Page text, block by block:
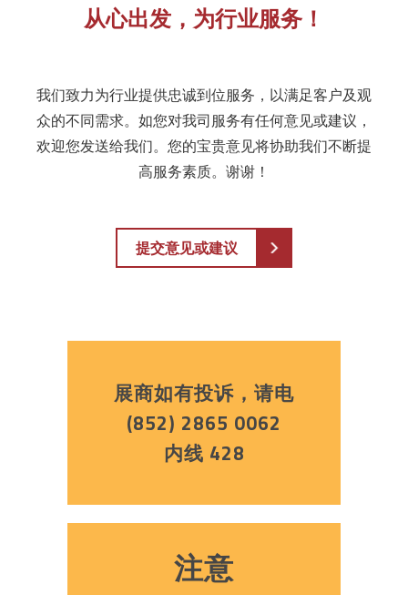
从心出发，为行业服务！
我们致力为行业提供忠诚到位服务，以满足客户及观
众的不同需求。如您对我司服务有任何意见或建议，
欢迎您发送给我们。您的宝贵意见将协助我们不断提
高服务素质。谢谢！
提交意见或建议
展商如有投诉，请电
(852) 2865 0062
内线 428
注意